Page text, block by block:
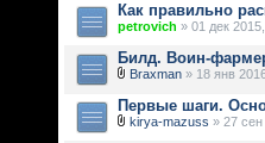
Как правильно
petrovich » 01 дек
Билд. Воин-
Braxman » 18 янв
Первые шаги.
kirya-mazuss » 27